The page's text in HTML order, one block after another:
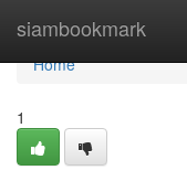
siambookmark
Home
Home
1